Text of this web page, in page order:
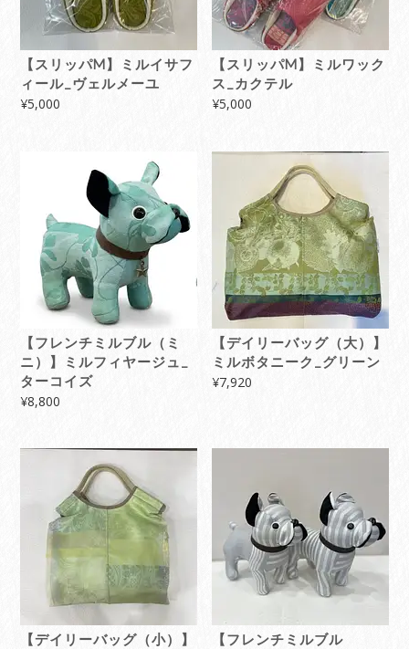
【スリッパM】ミルイサフ
ィール_ヴェルメーユ
¥5,000
【スリッパM】ミルワック
ス_カクテル
¥5,000
【フレンチミルブル（ミ
ニ）】ミルフィヤージュ_
ターコイズ
¥8,800
【デイリーバッグ（大）】
ミルボタニーク_グリーン
¥7,920
【デイリーバッグ（小）】
【フレンチミルブル